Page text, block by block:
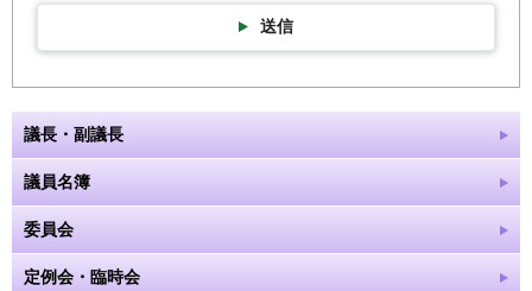
送信
議長・副議長
議員名簿
委員会
定例会・臨時会